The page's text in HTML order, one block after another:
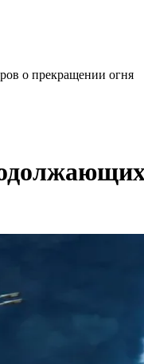
о прекращении огня